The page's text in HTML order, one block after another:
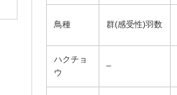
鳥種 群(感受性)羽数
ハクチョ
ウ
–